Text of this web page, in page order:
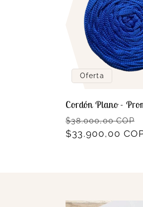
Oferta
Cordón Plano -
Precio
habitual
$38.000,00 COP
$33.900,00